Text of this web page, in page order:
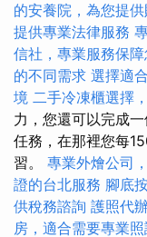
的安養院，為您提
提供專業法律服務
信社，專業服務保
的不同需求 選擇適
境 二手冷凍櫃選擇
力，您還可以完成
任務，在那裡您每
習。 專業外燴公司
證的台北服務 腳底
供稅務諮詢 護照代
房，適合需要專業